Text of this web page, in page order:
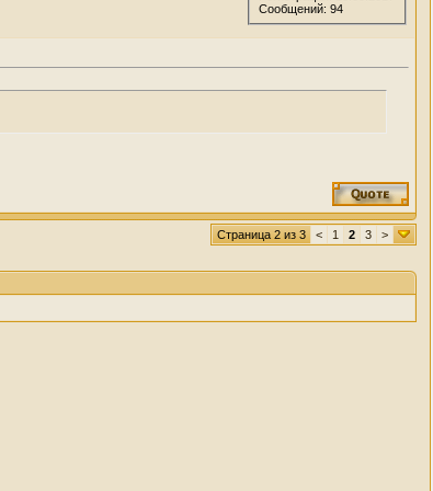
Сообщений: 94
Страница 2 из 3 < 1 2 3 >